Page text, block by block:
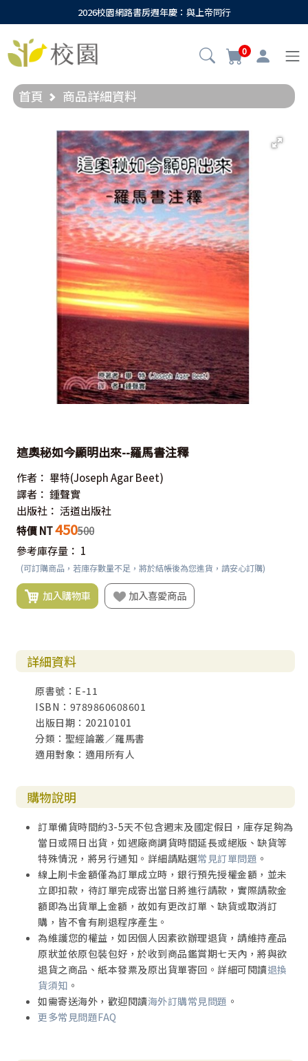
2026校園網路書房週年慶：與上帝同行
0
首頁 商品詳細資料
這奧秘如今顯明出來--羅馬書注釋
作者： 畢特(Joseph Agar Beet)
譯者： 鍾聲實
出版社： 活道出版社
特價 NT450500
參考庫存量： 1
(可訂購商品，若庫存數量不足，將於結帳後為您進貨，請安心訂購)
加入購物車 加入喜愛商品
詳細資料
原書號：E-11
ISBN：9789860608601
出版日期：20210101
分類：聖經論叢／羅馬書
適用對象：適用所有人
購物說明
訂單備貨時間約3-5天不包含週末及國定假日，庫存足夠為
當日或隔日出貨，如遇廠商調貨時間延長或絕版、缺貨等
特殊情況，將另行通知。詳細請點選常見訂單問題 。
線上刷卡金額僅為訂單成立時，銀行預先授權金額，並未
立即扣款，待訂單完成寄出當日將進行請款，實際請款金
額即為出貨單上金額，故如有更改訂單、缺貨或取消訂
購，皆不會有刷退程序產生。
為維護您的權益，如因個人因素欲辦理退貨，請維持產品
原狀並依原包裝包好，於收到商品鑑賞期七天內，將與欲
退貨之商品、紙本發票及原出貨單寄回。詳細可閱讀退換
貨須知 。
如需寄送海外，歡迎閱讀海外訂購常見問題 。
更多常見問題FAQ